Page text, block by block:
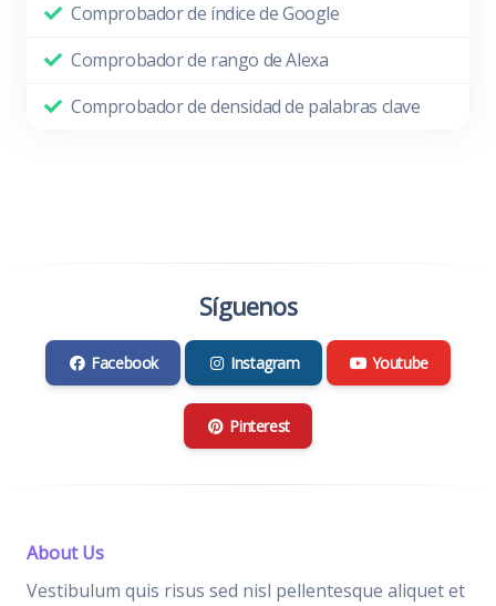
Comprobador de índice de Google
Comprobador de rango de Alexa
Comprobador de densidad de palabras clave
Síguenos
Facebook Instagram Youtube
Pinterest
About Us
Vestibulum quis risus sed nisl pellentesque aliquet et